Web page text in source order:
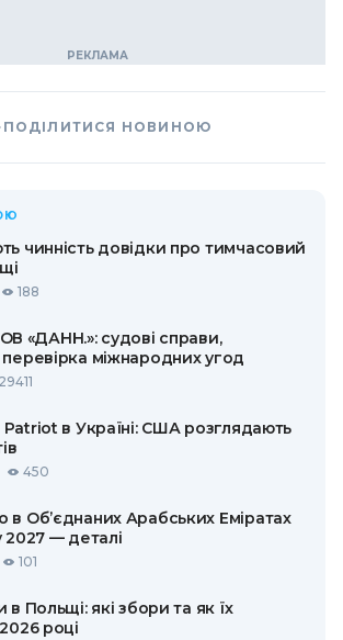
ПОДІЛИТИСЯ НОВИНОЮ
чинність довідки про тимчасовий
188
«ДАНН.»: судові справи,
міжнародних угод
29411
в Україні: США розглядають
450
Об’єднаних Арабських Еміратах
2027 — деталі
101
в Польщі: які збори та як їх
році